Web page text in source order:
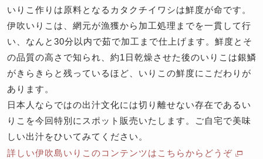
いりこ作りは原料となるカタクチイワシは鮮度が命です。
伊吹いりこは、網元が漁獲から加工処理までを一貫して行
い、なんと30分以内で茹で加工まで仕上げます。鮮度とそ
の品質の高さで知られ、約1日乾燥させた後のいりこは銀鱗
がきらきらと残っているほど、いりこの鮮度にこだわりが
あります。
日本人ならではの出汁文化には切り離せない存在であるい
りこを今回特別にスポット販売いたします。ご自宅で美味
しい出汁をひいてみてください。
詳しい伊吹島いりこのコンテンツはこちらからどうぞ